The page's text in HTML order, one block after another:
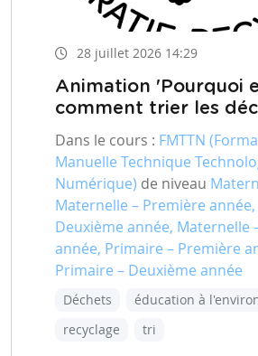
28 juillet 2026 14:29
Animation 'Pourquoi
comment trier les
Dans le cours : FMTTN
Manuelle Technique
Numérique) de niveau
Maternelle – Première
Deuxième année, Maternelle
année, Primaire – Première
Primaire – Deuxième année
Déchets
éducation à
recyclage
tri